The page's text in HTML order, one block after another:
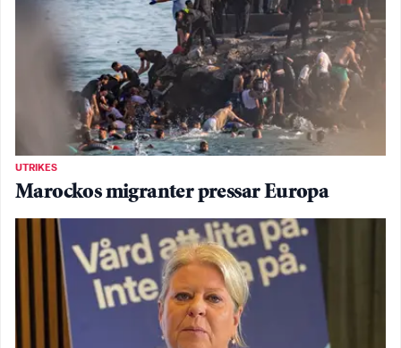
UTRIKES
Marockos migranter pressar Europa